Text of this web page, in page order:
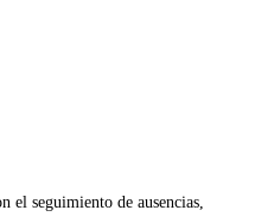
el seguimiento de ausencias,